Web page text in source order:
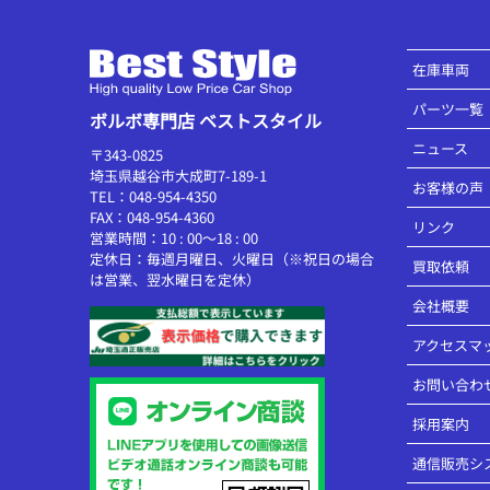
ボルボ専門店 ベストスタイル
〒343-0825
埼玉県越谷市大成町7-189-1
TEL：048-954-4350
FAX：048-954-4360
営業時間：10 : 00～18 : 00
定休日：毎週月曜日、火曜日（※祝日の場合
は営業、翌水曜日を定休）
在庫車両
パーツ一覧
ニュース
お客様の声
リンク
買取依頼
会社概要
アクセスマ
お問い合わ
採用案内
通信販売シ